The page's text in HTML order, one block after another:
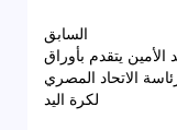
السابق
الأمين يتقدم بأوراق
الاتحاد المصري
لكرة اليد